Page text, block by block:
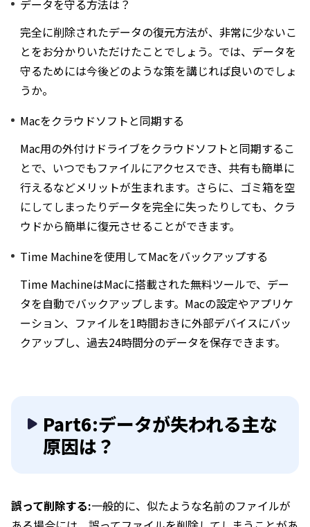
データを守る方法は？
完全に削除されたデータの復元方法が、非常に少ないこ
とをお分かりいただけたことでしょう。では、データを
守るためには今後どのような策を講じれば良いのでしょ
うか。
Macをクラウドソフトと同期する
Mac用の外付けドライブをクラウドソフトと同期するこ
とで、いつでもファイルにアクセスでき、共有も簡単に
行えるなどメリットが生まれます。さらに、ゴミ箱を空
にしてしまったりデータを完全に失ったりしても、クラ
ウドから簡単に復元させることができます。
Time Machineを使用してMacをバックアップする
Time MachineはMacに搭載された無料ツールで、デー
タを自動でバックアップします。Macの設定やアプリケ
ーション、ファイルを1時間おきに外部デバイスにバッ
クアップし、過去24時間分のデータを保存できます。
Part6:データが失われる主な
原因は？
誤って削除する:一般的に、似たような名前のファイルが